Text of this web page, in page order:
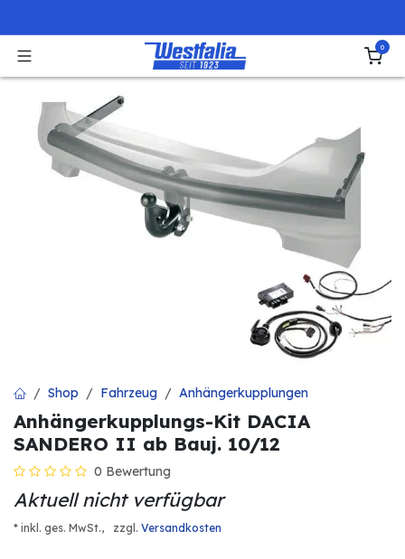
0
Shop Fahrzeug Anhängerkupplungen
Anhängerkupplungs-Kit DACIA
SANDERO II ab Bauj. 10/12
0 Bewertung
Aktuell nicht verfügbar
* inkl. ges. MwSt., zzgl. Versandkosten